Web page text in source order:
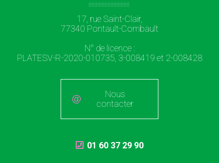
17, rue Saint-Clair,
77340 Pontault-Combault
N° de licence :
PLATESV-R-2020-010735, 3-008419 et 2-008428
Nous
contacter
01 60 37 29 90